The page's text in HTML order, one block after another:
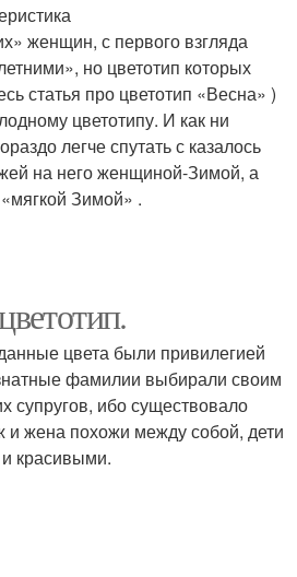
женщин, с первого взгляда
но цветотип которых
статья про цветотип «Весна» )
цветотипу. И как ни
легче спутать с казалось
на него женщиной-Зимой, а
Зимой» .
цвета были привилегией
фамилии выбирали своим
супругов, ибо существовало
и жена похожи между собой, дети
красивыми.